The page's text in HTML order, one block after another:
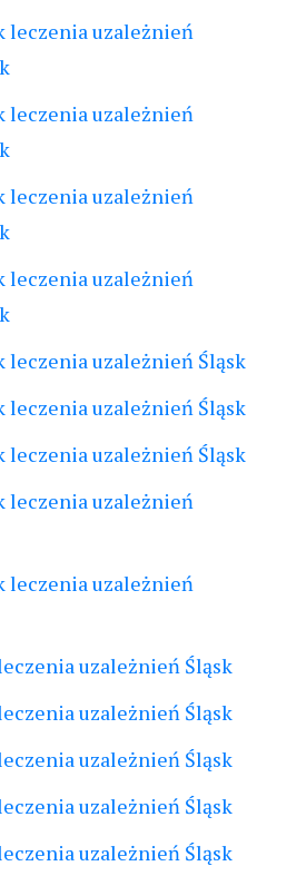
leczenia uzależnień
leczenia uzależnień
leczenia uzależnień
leczenia uzależnień
leczenia uzależnień Śląsk
leczenia uzależnień Śląsk
leczenia uzależnień Śląsk
leczenia uzależnień
leczenia uzależnień
uzależnień Śląsk
uzależnień Śląsk
uzależnień Śląsk
uzależnień Śląsk
uzależnień Śląsk